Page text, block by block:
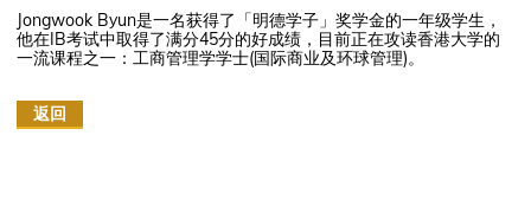
Jongwook Byun是一名获得了「明德学子」奖学金的一年级学生，
他在IB考试中取得了满分45分的好成绩，目前正在攻读香港大学的
一流课程之一：工商管理学学士(国际商业及环球管理)。
返回